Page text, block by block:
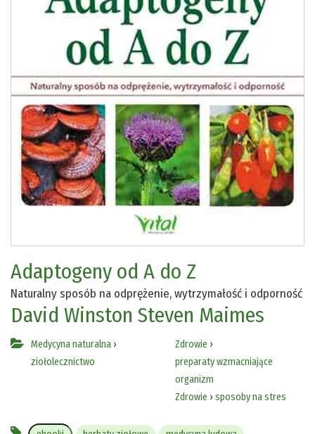
Adaptogeny od A do Z
Naturalny sposób na odprężenie, wytrzymałość i odporność
David Winston Steven Maimes
Medycyna naturalna ›
ziołolecznictwo
Zdrowie ›
preparaty wzmacniające
organizm
Zdrowie › sposoby na stres